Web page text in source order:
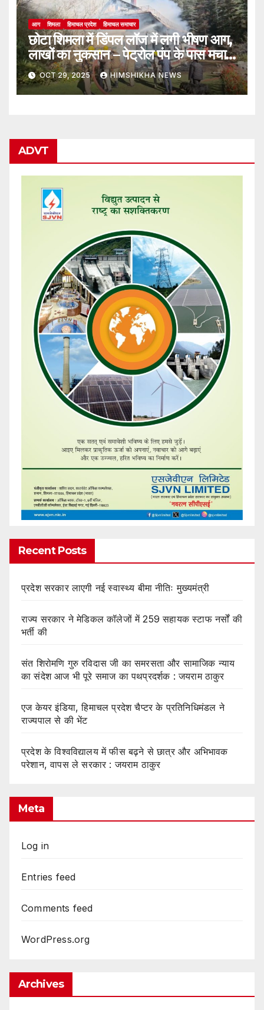
आग शिमला हिमाचल प्रदेश हिमाचल समाचार
छोटा शिमला में डिंपल लॉज में लगी भीषण आग,
लाखों का नुकसान – पेट्रोल पंप के पास मचा
हड़कंप
OCT 29, 2025 HIMSHIKHA NEWS
ADVT
Recent Posts
प्रदेश सरकार लाएगी नई स्वास्थ्य बीमा नीतिः मुख्यमंत्री
राज्य सरकार ने मेडिकल कॉलेजों में 259 सहायक स्टाफ नर्सों की
भर्ती की
संत शिरोमणि गुरु रविदास जी का समरसता और सामाजिक न्याय
का संदेश आज भी पूरे समाज का पथप्रदर्शक : जयराम ठाकुर
एज केयर इंडिया, हिमाचल प्रदेश चैप्टर के प्रतिनिधिमंडल ने
राज्यपाल से की भेंट
प्रदेश के विश्वविद्यालय में फीस बढ़ने से छात्र और अभिभावक
परेशान, वापस ले सरकार : जयराम ठाकुर
Meta
Log in
Entries feed
Comments feed
WordPress.org
Archives